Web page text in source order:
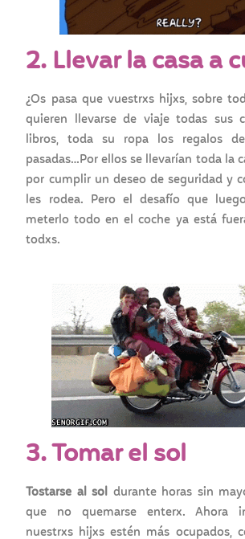
2. Llevar la casa a
¿Os pasa que vuestrxs hijxs, sobre
quieren llevarse de viaje todas sus
libros, toda su ropa los regalos
pasadas…Por ellos se llevarían toda la
por cumplir un deseo de seguridad y
les rodea. Pero el desafío que
meterlo todo en el coche ya está
todxs.
3. Tomar el sol
Tostarse al sol
durante horas sin
que no quemarse enterx.Ahora
nuestrxs hijxs estén más ocupados,